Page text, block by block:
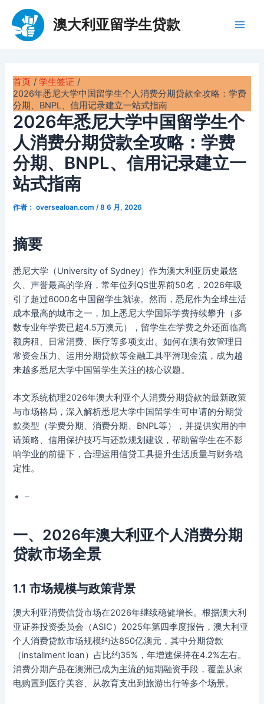
澳大利亚留学生贷款
首页
学生签证
2026年悉尼大学中国留学生个人消费分期贷款全攻略：学费
分期、BNPL、信用记录建立一站式指南
2026年悉尼大学中国留学生个
人消费分期贷款全攻略：学费
分期、BNPL、信用记录建立一
站式指南
作者： oversealoan.com/8 6 月, 2026
摘要
悉尼大学（University of Sydney）作为澳大利亚历史最悠
久、声誉最高的学府，常年位列QS世界前50名，2026年吸
引了超过6000名中国留学生就读。然而，悉尼作为全球生活
成本最高的城市之一，加上悉尼大学国际学费持续攀升（多
数专业年学费已超4.5万澳元），留学生在学费之外还面临高
额房租、日常消费、医疗等多项支出。如何在澳有效管理日
常资金压力、运用分期贷款等金融工具平滑现金流，成为越
来越多悉尼大学中国留学生关注的核心议题。
本文系统梳理2026年澳大利亚个人消费分期贷款的最新政策
与市场格局，深入解析悉尼大学中国留学生可申请的分期贷
款类型（学费分期、消费分期、BNPL等），并提供实用的申
请策略、信用保护技巧与还款规划建议，帮助留学生在不影
响学业的前提下，合理运用信贷工具提升生活质量与财务稳
定性。
–
一、2026年澳大利亚个人消费分期
贷款市场全景
1.1 市场规模与政策背景
澳大利亚消费信贷市场在2026年继续稳健增长。根据澳大利
亚证券投资委员会（ASIC）2025年第四季度报告，澳大利亚
个人消费贷款市场规模约达850亿澳元，其中分期贷款
（installment loan）占比约35%，年增速保持在4.2%左右。
消费分期产品在澳洲已成为主流的短期融资手段，覆盖从家
电购置到医疗美容、从教育支出到旅游出行等多个场景。